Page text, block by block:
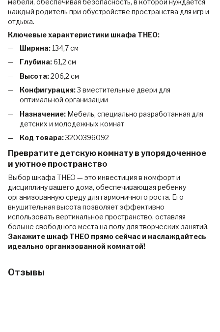
мебели, обеспечивая безопасность, в которой нуждается
каждый родитель при обустройстве пространства для игр и
отдыха.
Ключевые характеристики шкафа THEO:
Ширина:134,7 см
Глубина:61,2 см
Высота:206,2 см
Конфигурация:3 вместительные двери для
оптимальной организации
Назначение: Мебель, специально разработанная для
детских и молодежных комнат
Код товара:3200396092
Превратите детскую комнату в упорядоченное
и уютное пространство
Выбор шкафа THEO — это инвестиция в комфорт и
дисциплину вашего дома, обеспечивающая ребенку
организованную среду для гармоничного роста. Его
внушительная высота позволяет эффективно
использовать вертикальное пространство, оставляя
больше свободного места на полу для творческих занятий.
Закажите шкаф THEO прямо сейчас и наслаждайтесь
идеально организованной комнатой!
Отзывы